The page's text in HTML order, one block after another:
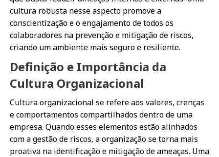
cultura robusta nesse aspecto promove a
conscientização e o engajamento de todos os
colaboradores na prevenção e mitigação de riscos,
criando um ambiente mais seguro e resiliente.
Definição e Importância da
Cultura Organizacional
Cultura organizacional se refere aos valores, crenças
e comportamentos compartilhados dentro de uma
empresa. Quando esses elementos estão alinhados
com a gestão de riscos, a organização se torna mais
proativa na identificação e mitigação de ameaças. Uma